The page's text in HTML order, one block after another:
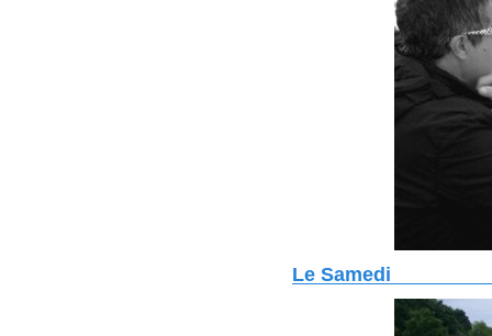
Le Samedi